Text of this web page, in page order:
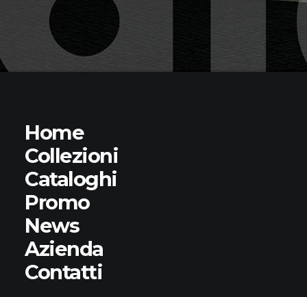
Home
Collezioni
Cataloghi
Promo
News
Azienda
Contatti